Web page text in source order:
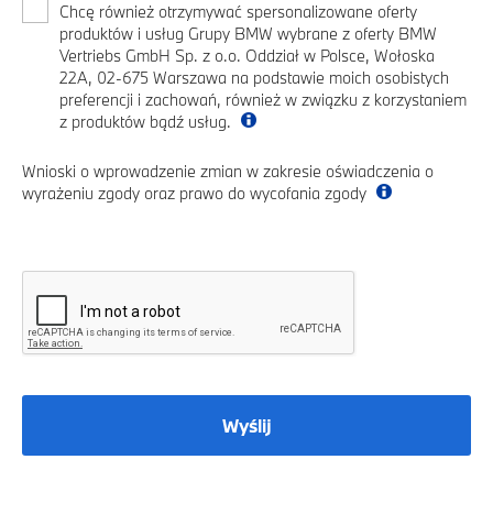
Chcę również otrzymywać spersonalizowane oferty
produktów i usług Grupy BMW wybrane z oferty BMW
Vertriebs GmbH Sp. z o.o. Oddział w Polsce, Wołoska
22A, 02-675 Warszawa na podstawie moich osobistych
preferencji i zachowań, również w związku z korzystaniem
z produktów bądź usług.
Wnioski o wprowadzenie zmian w zakresie oświadczenia o
wyrażeniu zgody oraz prawo do wycofania zgody
Wyślij